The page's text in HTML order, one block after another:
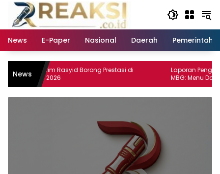
Langsung
konten
News
E-Paper Nasional Daerah
NewsRasyid Borong Prestasi di
PAI 2026
Laporan Pengaduan
MBG: Menu Dapur MBG
Utara Disorot, Masyarakat